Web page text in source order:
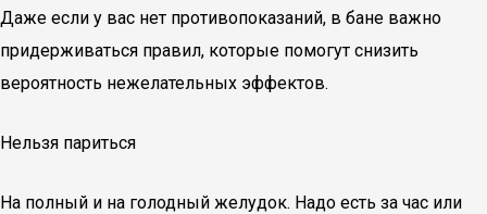
Даже если у вас нет противопоказаний, в бане важно
придерживаться правил, которые помогут снизить
вероятность нежелательных эффектов.
Нельзя париться
На полный и на голодный желудок. Надо есть за час или